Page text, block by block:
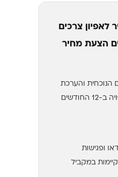
לאפיון צרכים
הצעת מחיר
הנוכחית והערכת
הצמיחה הצפויה ב-12 החודשים
ופגישות
במקביל